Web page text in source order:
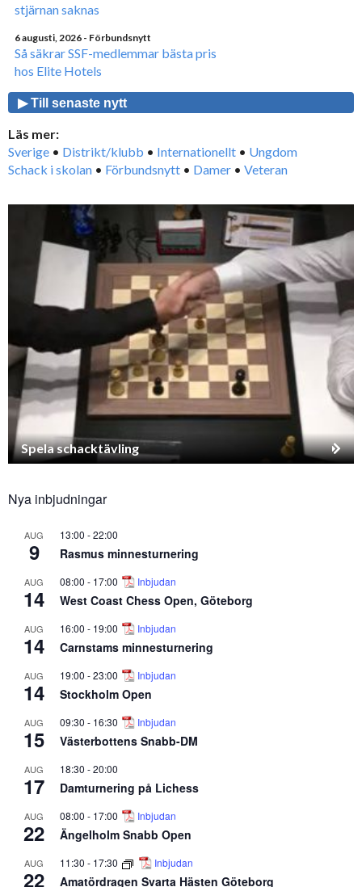
stjärnan saknas
6 augusti, 2026 - Förbundsnytt
Så säkrar SSF-medlemmar bästa pris
hos Elite Hotels
▶ Till senaste nytt
Läs mer:
Sverige • Distrikt/klubb • Internationellt • Ungdom
Schack i skolan • Förbundsnytt • Damer • Veteran
Spela schacktävling
Nya inbjudningar
AUG
9
13:00 -22:00
Rasmus minnesturnering
AUG
14
08:00 - 17:00 Inbjudan
West Coast Chess Open, Göteborg
AUG
14
16:00 - 19:00 Inbjudan
Carnstams minnesturnering
AUG
14
19:00 -23:00 Inbjudan
Stockholm Open
AUG
15
09:30 - 16:30 Inbjudan
Västerbottens Snabb-DM
AUG
17
18:30 -20:00
Damturnering på Lichess
AUG
22
08:00 - 17:00 Inbjudan
Ängelholm Snabb Open
AUG
22
11:30 - 17:30 Inbjudan
Amatördragen Svarta Hästen Göteborg